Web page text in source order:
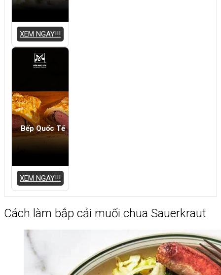
XEM NGAY!!!
Bếp Quốc Tế
XEM NGAY!!!
Cách làm bắp cải muối chua Sauerkraut